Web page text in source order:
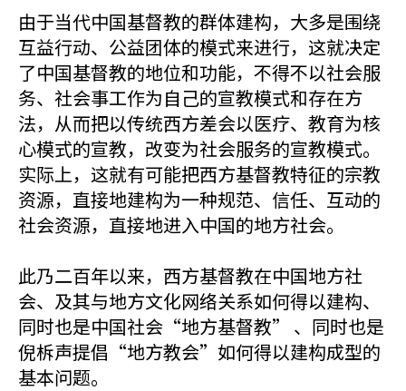
由于当代中国基督教的群体建构，大多是围绕
互益行动、公益团体的模式来进行，这就决定
了中国基督教的地位和功能，不得不以社会服
务、社会事工作为自己的宣教模式和存在方
法，从而把以传统西方差会以医疗、教育为核
心模式的宣教，改变为社会服务的宣教模式。
实际上，这就有可能把西方基督教特征的宗教
资源，直接地建构为一种规范、信任、互动的
社会资源，直接地进入中国的地方社会。
此乃二百年以来，西方基督教在中国地方社
会、及其与地方文化网络关系如何得以建构、
同时也是中国社会“地方基督教” 、同时也是
倪柝声提倡“地方教会”如何得以建构成型的
基本问题。